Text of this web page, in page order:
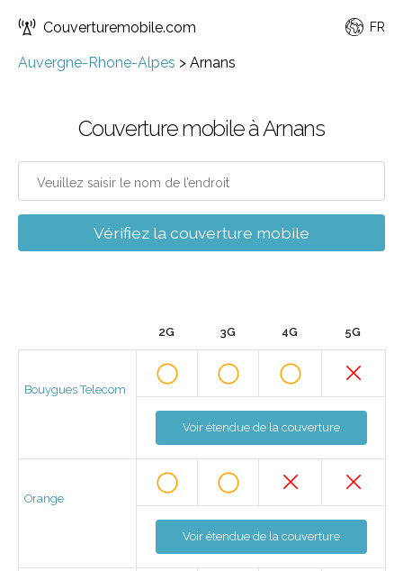
Couverturemobile.com FR
Auvergne-Rhone-Alpes > Arnans
Couverture mobile à Arnans
Vérifiez la couverture mobile
2G 3G 4G 5G
Bouygues Telecom
Voir étendue de la couverture
Orange
Voir étendue de la couverture